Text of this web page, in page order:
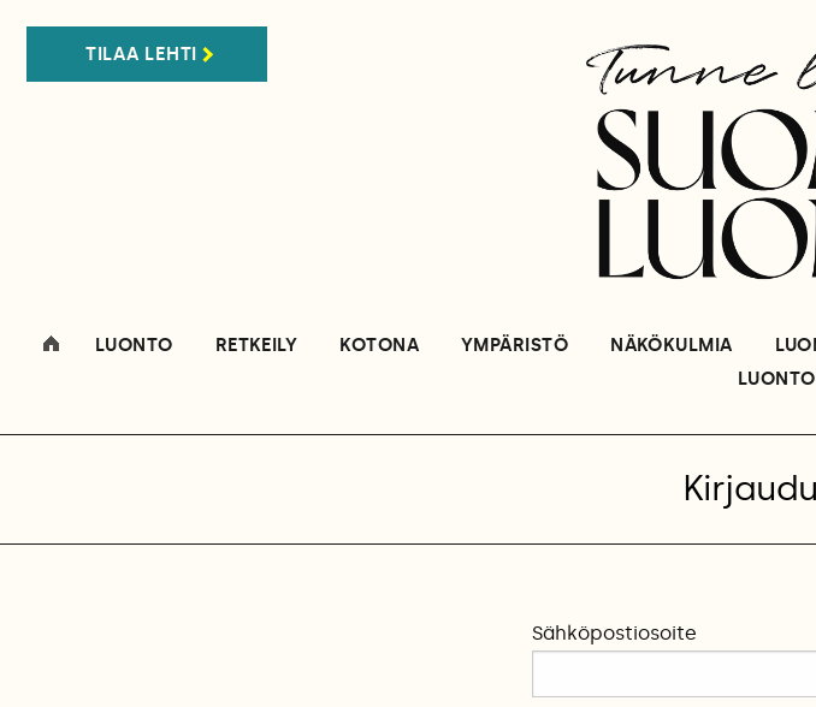
TILAA LEHTI
LUONTO RETKEILY KOTONA YMPÄRISTÖ NÄKÖKULMIA
Sähköpostiosoite